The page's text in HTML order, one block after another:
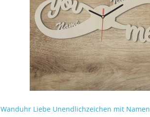
Wanduhr Liebe Unendlichzeichen mit Namen